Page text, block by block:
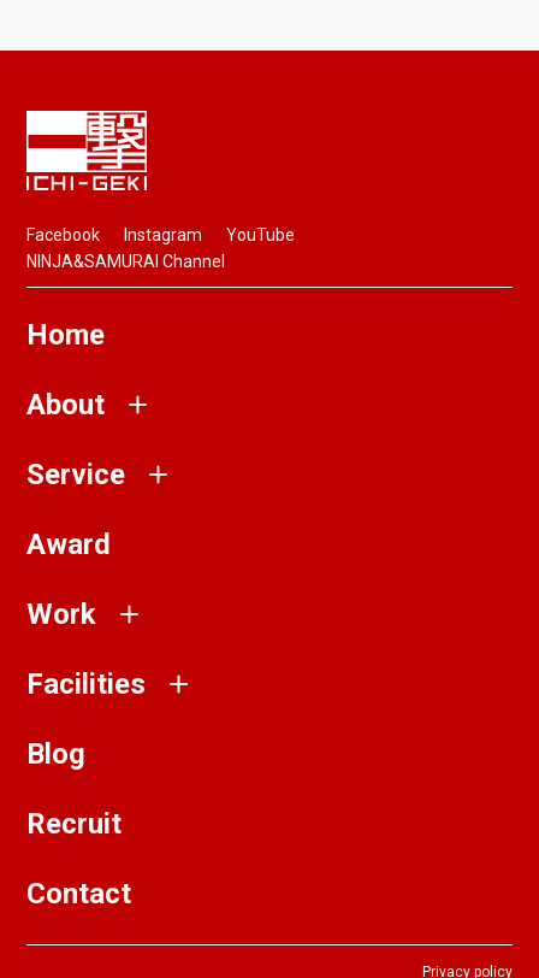
Facebook Instagram
YouTube
NINJA&SAMURAI Channel
Home
About
Service
Award
Work
Facilities
Blog
Recruit
Contact
Privacy policy